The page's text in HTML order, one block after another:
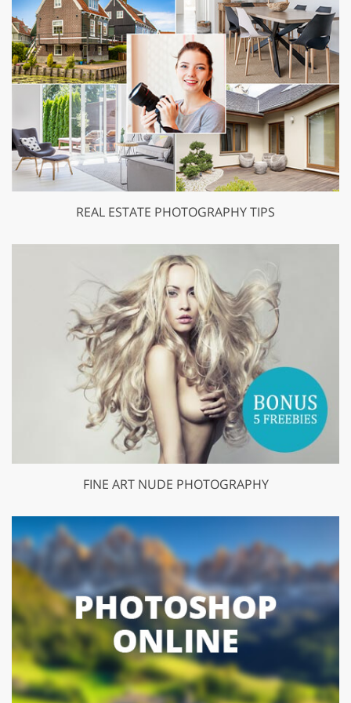
REAL ESTATE PHOTOGRAPHY TIPS
FINE ART NUDE PHOTOGRAPHY